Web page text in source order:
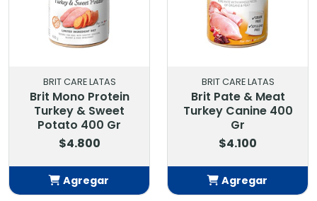
BRIT CARE LATAS
Brit Mono Protein
Turkey & Sweet
Potato 400 Gr
$4.800
Agregar
BRIT CARE LATAS
Brit Pate & Meat
Turkey Canine 400
Gr
$4.100
Agregar